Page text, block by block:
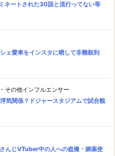
ネートされた30語と流行ってない等
ェ愛車をインスタに晒して非難殺到
その他インフルエンサー
気関係？ドジャースタジアムで試合観
んじVTuber中の人への盗撮・媚薬使